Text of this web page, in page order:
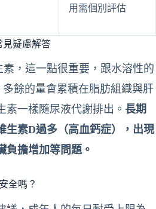
用需個別評估
見疑慮解答
，這一點很重要，跟水溶性的
餘的量會累積在脂肪組織與肝
素一樣隨尿液代謝排出。 長期
生素D過多（高血鈣症），出現
負擔增加等問題。
全嗎？